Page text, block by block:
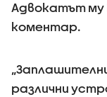
Адвокатът му
коментар.
различни